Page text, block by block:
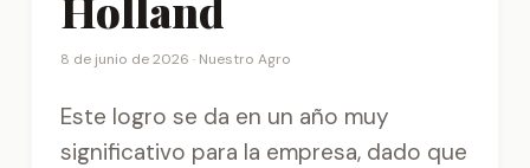
8 de junio de 2026 · Nuestro Agro
Este logro se da en un año muy
significativo para la empresa, dado que